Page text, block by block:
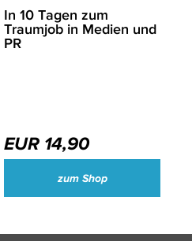
In 10 Tagen zum
Traumjob in Medien und
PR
EUR 14,90
zum Shop